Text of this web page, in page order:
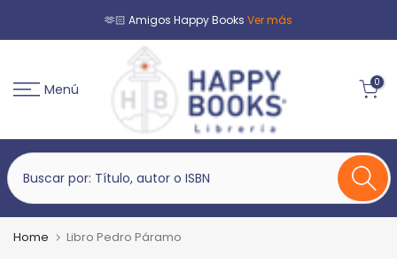
🫶🏻 Amigos Happy Books Ver más
Menú 0
Home Libro Pedro Páramo